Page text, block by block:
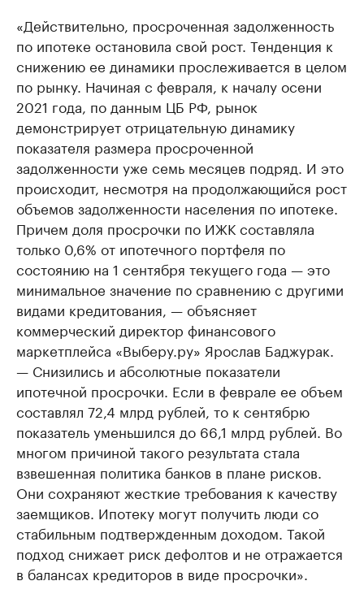
«Действительно, просроченная задолженность
по ипотеке остановила свой рост. Тенденция к
снижению ее динамики прослеживается в целом
по рынку. Начиная с февраля, к началу осени
2021 года, по данным ЦБ РФ, рынок
демонстрирует отрицательную динамику
показателя размера просроченной
задолженности уже семь месяцев подряд. И это
происходит, несмотря на продолжающийся рост
объемов задолженности населения по ипотеке.
Причем доля просрочки по ИЖК составляла
только 0,6% от ипотечного портфеля по
состоянию на 1 сентября текущего года — это
минимальное значение по сравнению с другими
видами кредитования, — объясняет
коммерческий директор финансового
маркетплейса «Выберу.ру» Ярослав Баджурак.
— Снизились и абсолютные показатели
ипотечной просрочки. Если в феврале ее объем
составлял 72,4 млрд рублей, то к сентябрю
показатель уменьшился до 66,1 млрд рублей. Во
многом причиной такого результата стала
взвешенная политика банков в плане рисков.
Они сохраняют жесткие требования к качеству
заемщиков. Ипотеку могут получить люди со
стабильным подтвержденным доходом. Такой
подход снижает риск дефолтов и не отражается
в балансах кредиторов в виде просрочки».